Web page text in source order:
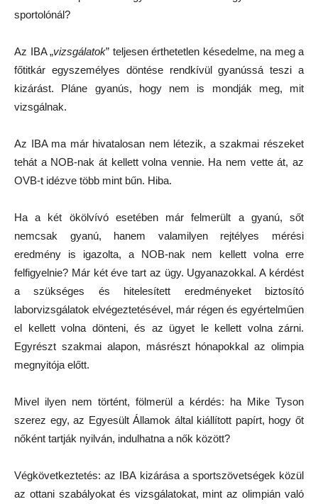
sportolónál?
Az IBA „vizsgálatok” teljesen érthetetlen késedelme, na meg a
főtitkár egyszemélyes döntése rendkívül gyanússá teszi a
kizárást. Pláne gyanús, hogy nem is mondják meg, mit
vizsgálnak.
Az IBA ma már hivatalosan nem létezik, a szakmai részeket
tehát a NOB-nak át kellett volna vennie. Ha nem vette át, az
OVB-t idézve több mint bűn. Hiba.
Ha a két ökölvívó esetében már felmerült a gyanú, sőt
nemcsak gyanú, hanem valamilyen rejtélyes mérési
eredmény is igazolta, a NOB-nak nem kellett volna erre
felfigyelnie? Már két éve tart az ügy. Ugyanazokkal. A kérdést
a szükséges és hitelesített eredményeket biztosító
laborvizsgálatok elvégeztetésével, már régen és egyértelműen
el kellett volna dönteni, és az ügyet le kellett volna zárni.
Egyrészt szakmai alapon, másrészt hónapokkal az olimpia
megnyitója előtt.
Mivel ilyen nem történt, fölmerül a kérdés: ha Mike Tyson
szerez egy, az Egyesült Államok által kiállított papírt, hogy őt
nőként tartják nyilván, indulhatna a nők között?
Végkövetkeztetés: az IBA kizárása a sportszövetségek közül
az ottani szabályokat és vizsgálatokat, mint az olimpián való